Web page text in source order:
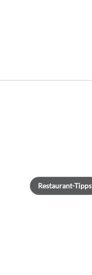
Restaurant-Tipps